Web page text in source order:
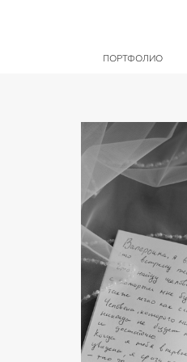
ПОРТФОЛИО
ПОРТФОЛИО